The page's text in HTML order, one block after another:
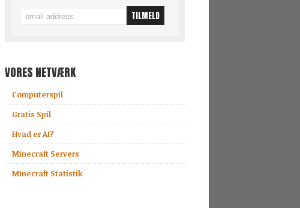
VORES NETVÆRK
Computerspil
Gratis Spil
Hvad er AI?
Minecraft Servers
Minecraft Statistik